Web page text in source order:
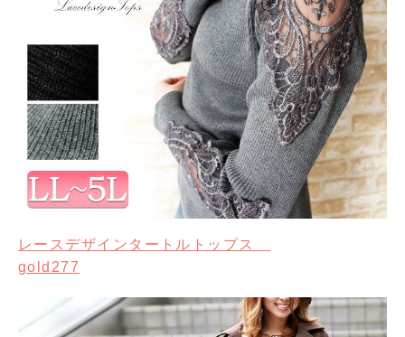
レースデザインタートルトップス
gold277